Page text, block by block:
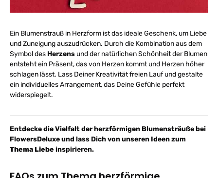
Ein Blumenstrauß in Herzform ist das ideale Geschenk, um Liebe
und Zuneigung auszudrücken. Durch die Kombination aus dem
Symbol des Herzens und der natürlichen Schönheit der Blumen
entsteht ein Präsent, das von Herzen kommt und Herzen höher
schlagen lässt. Lass Deiner Kreativität freien Lauf und gestalte
ein individuelles Arrangement, das Deine Gefühle perfekt
widerspiegelt.
Entdecke die Vielfalt der herzförmigen Blumensträuße bei
FlowersDeluxe und lass Dich von unseren Ideen zum
Thema Liebe inspirieren.